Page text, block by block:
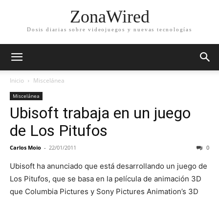
ZonaWired
Dosis diarias sobre videojuegos y nuevas tecnologías
Inicio Miscelánea
Miscelánea
Ubisoft trabaja en un juego
de Los Pitufos
Carlos Moio - 22/01/2011 0
Ubisoft ha anunciado que está desarrollando un juego de
Los Pitufos, que se basa en la película de animación 3D
que Columbia Pictures y Sony Pictures Animation’s 3D